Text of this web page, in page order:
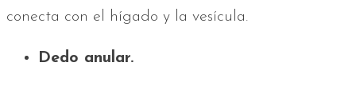
conecta con el hígado y la vesícula.
Dedo anular.